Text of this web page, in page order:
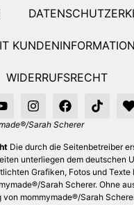
WIDERRUFSRECHT
Sarah Scherer
Die durch die Seitenbetreiber
unterliegen dem deutschen
Grafiken, Fotos und Texte
Sarah Scherer. Ohne
mommymade®/Sarah